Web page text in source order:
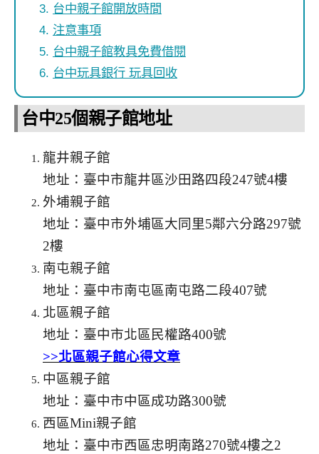
台中親子館開放時間
注意事項
台中親子館教具免費借閱
台中玩具銀行 玩具回收
台中25個親子館地址
龍井親子館
地址：臺中市龍井區沙田路四段247號4樓
外埔親子館
地址：臺中市外埔區大同里5鄰六分路297號
2樓
南屯親子館
地址：臺中市南屯區南屯路二段407號
北區親子館
地址：臺中市北區民權路400號
>>北區親子館心得文章
中區親子館
地址：臺中市中區成功路300號
西區Mini親子館
地址：臺中市西區忠明南路270號4樓之2